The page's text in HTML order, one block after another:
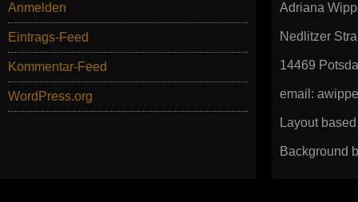
Anmelden
Eintrags-Feed
Kommentar-Feed
WordPress.org
Adriana
Nedlitzer
14469
email:
Layout
Background